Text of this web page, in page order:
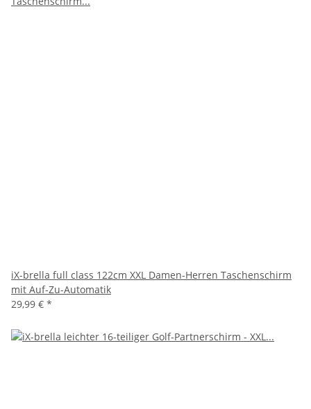
iX-brella full class 122cm XXL Damen-Herren Taschenschirm
mit Auf-Zu-Automatik
29,99 € *